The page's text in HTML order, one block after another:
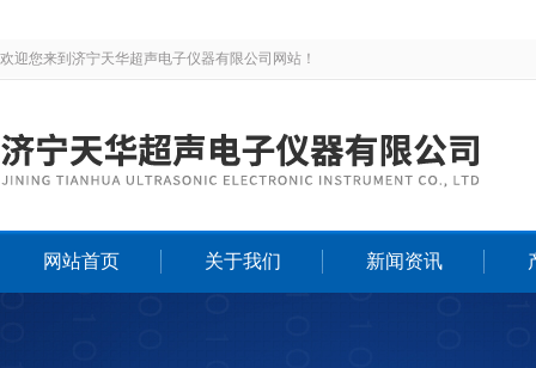
欢迎您来到济宁天华超声电子仪器有限公司网站！
网站首页 关于我们 新闻资讯